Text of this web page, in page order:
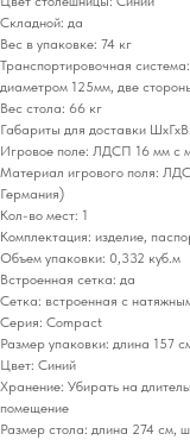
Складной: да
Вес в упаковке: 74 кг
Транспортировочная
диаметром 125мм, две
Вес стола: 66 кг
Габариты для доставки
Игровое поле: ЛДСП 16 мм с
Материал игрового поля:
Германия)
Кол-во мест: 1
Комплектация: изделие,
Объем упаковки: 0,332 куб.м
Встроенная сетка: да
Сетка: встроенная с
Серия: Compact
Размер упаковки: длина 157
Цвет: Синий
Хранение: Убирать на
помещение
Размер стола: длина 274 см,